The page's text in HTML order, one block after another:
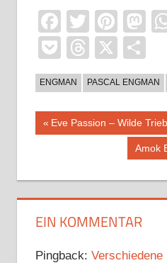
Facebook
Twitter
PocketThreads
X
ENGMAN PASCAL ENGMAN
Vorheriger
Eve Passion – Wilde
Amok
EIN KOMMENTAR
Pingback: Verschiedene